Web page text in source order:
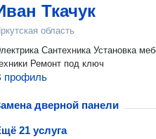
Ткачук
область
Сантехника Установка мебели Установка бытовой
Ремонт под ключ
профиль
дверной панели
21 услуга